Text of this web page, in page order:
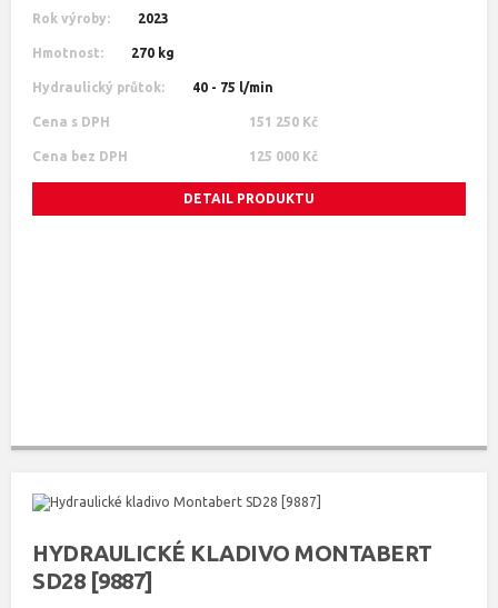
Rok výroby: 2023
Hmotnost: 270 kg
Hydraulický průtok: 40 - 75 l/min
Cena s DPH 151 250 Kč
Cena bez DPH 125 000 Kč
DETAIL PRODUKTU
HYDRAULICKÉ KLADIVO MONTABERT
SD28 [9887]